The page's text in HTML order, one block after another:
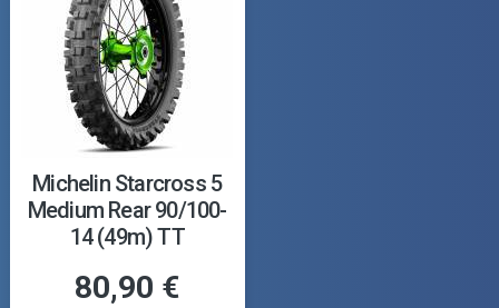
Michelin Starcross 5
Medium Rear 90/100-
14 (49m) TT
80,90 €